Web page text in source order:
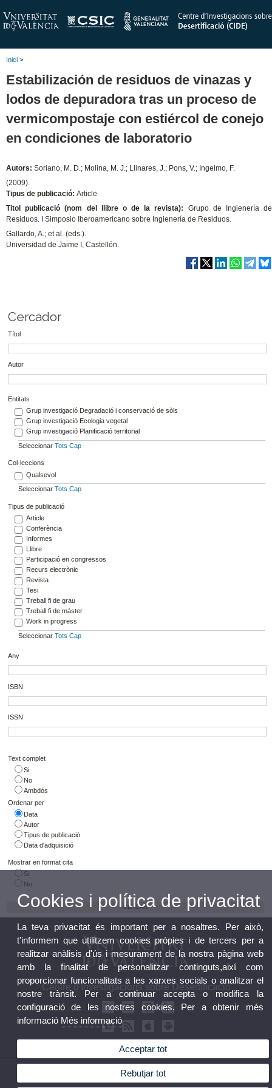
Inici >
Estabilización de residuos de vinazas y
lodos de depuradora tras un proceso de
vermicompostaje con estiércol de conejo
en condiciones de laboratorio
Autors: Soriano, M. D.; Molina, M. J.; Llinares, J.; Pons, V.; Ingelmo, F.
(2009).
Tipus de publicació: Article
Titol publicació (nom del llibre o de la revista): Grupo de Ingienería de
Residuos. I Simposio Iberoamericano sobre Ingienería de Residuos.
Gallardo, A.; et al. (eds.).
Universidad de Jaime I, Castellón.
Cercador
Títol
Autor
Entitats
Grup investigació Degradació i conservació de sòls
Grup investigació Ecologia vegetal
Grup investigació Planificació territorial
Seleccionar Tots Cap
Col·leccions
Qualsevol
Seleccionar Tots Cap
Tipus de publicació
Article
Conferència
Informes
Llibre
Participació en congressos
Recurs electrònic
Revista
Tesi
Treball fi de grau
Treball fi de màster
Work in progress
Seleccionar Tots Cap
Any
ISBN
ISSN
Text complet
Si
No
Ambdós
Ordenar per
Data
Autor
Tipus de publicació
Data d'adquisició
Mostrar en format cita
Si
No
Centre d'Investigacions sobre Desertificació
3424162
Cookies i política de privacitat
La teva privacitat és important per a nosaltres. Per això,
t'informem que utilitzem cookies pròpies i de tercers per a
realitzar anàlisis d'ús i mesurament de la nostra pàgina web
amb la finalitat de personalitzar continguts,així com
proporcionar funcionalitats a les xarxes socials o analitzar el
nostre trànsit. Per a continuar accepta o modifica la
configuració de les nostres cookies. Per a obtenir més
informació Més informació
Acceptar tot
Rebutjar tot